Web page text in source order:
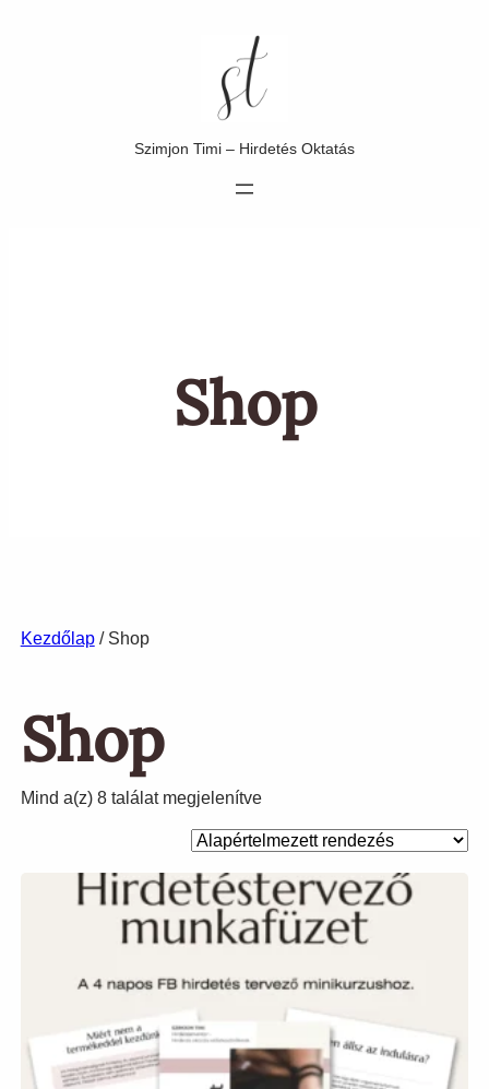
Szimjon Timi – Hirdetés Oktatás
Shop
Kezdőlap/ Shop
Shop
Mind a(z) 8 találat megjelenítve